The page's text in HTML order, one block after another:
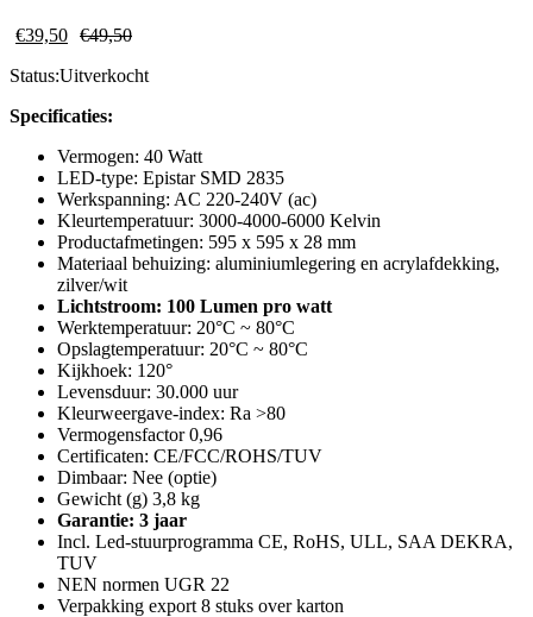
€39,50 €49,50
Status:Uitverkocht
Specificaties:
Vermogen: 40 Watt
LED-type: Epistar SMD 2835
Werkspanning: AC 220-240V (ac)
Kleurtemperatuur: 3000-4000-6000 Kelvin
Productafmetingen: 595 x 595 x 28 mm
Materiaal behuizing: aluminiumlegering en acrylafdekking,
zilver/wit
Lichtstroom: 100 Lumen pro watt
Werktemperatuur: 20°C ~ 80°C
Opslagtemperatuur: 20°C ~ 80°C
Kijkhoek: 120°
Levensduur: 30.000 uur
Kleurweergave-index: Ra >80
Vermogensfactor 0,96
Certificaten: CE/FCC/ROHS/TUV
Dimbaar: Nee (optie)
Gewicht (g) 3,8 kg
Garantie: 3 jaar
Incl. Led-stuurprogramma CE, RoHS, ULL, SAA DEKRA,
TUV
NEN normen UGR 22
Verpakking export 8 stuks over karton